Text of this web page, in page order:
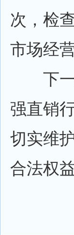
次，检
市场经
下一
强直销
切实维
合法权益